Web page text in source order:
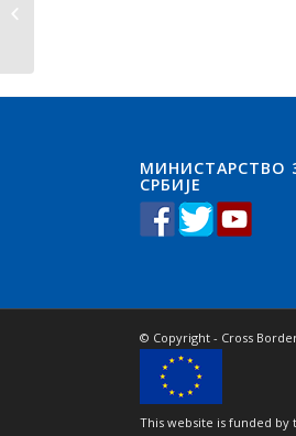
МИНИСТАРСТВО
СРБИЈЕ
© Copyright - Cross
This website is funded by